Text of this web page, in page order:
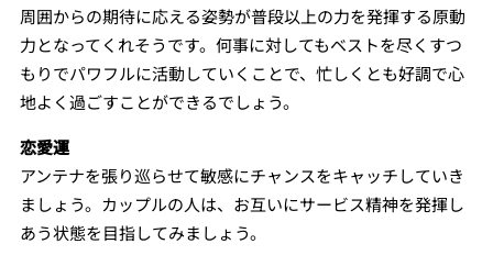
周囲からの期待に応える姿勢が普段以上の力を発揮する原動
力となってくれそうです。何事に対してもベストを尽くすつ
もりでパワフルに活動していくことで、忙しくとも好調で心
地よく過ごすことができるでしょう。
恋愛運
アンテナを張り巡らせて敏感にチャンスをキャッチしていき
ましょう。カップルの人は、お互いにサービス精神を発揮し
あう状態を目指してみましょう。